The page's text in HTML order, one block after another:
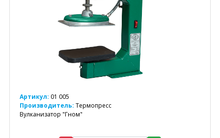
Артикул: 01 005
Производитель: Термопресс
Вулканизатор "Гном"